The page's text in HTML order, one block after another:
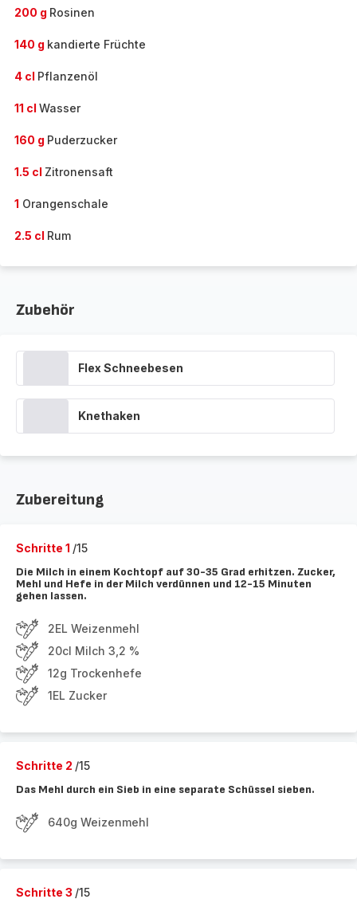
200 g Rosinen
140 g kandierte Früchte
4 cl Pflanzenöl
11 cl Wasser
160 g Puderzucker
1.5 cl Zitronensaft
1 Orangenschale
2.5 cl Rum
Zubehör
Flex Schneebesen
Knethaken
Zubereitung
Schritte 1 /15
Die Milch in einem Kochtopf auf 30-35 Grad erhitzen. Zucker,
Mehl und Hefe in der Milch verdünnen und 12-15 Minuten
gehen lassen.
2EL Weizenmehl
20cl Milch 3,2 %
12g Trockenhefe
1EL Zucker
Schritte 2 /15
Das Mehl durch ein Sieb in eine separate Schüssel sieben.
640g Weizenmehl
Schritte 3 /15